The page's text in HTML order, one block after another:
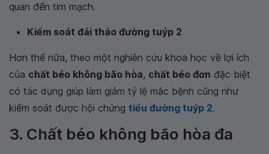
quan đến tim mạch.
Kiểm soát đái tháo đường tuýp 2
Hơn thế nữa, theo một nghiên cứu khoa học về lợi ích
của chất béo không bão hòa, chất béo đơn đặc biệt
có tác dụng giúp làm giảm tỷ lệ mắc bệnh cũng như
kiểm soát được hội chứng tiểu đường tuýp 2.
3. Chất béo không bão hòa đa